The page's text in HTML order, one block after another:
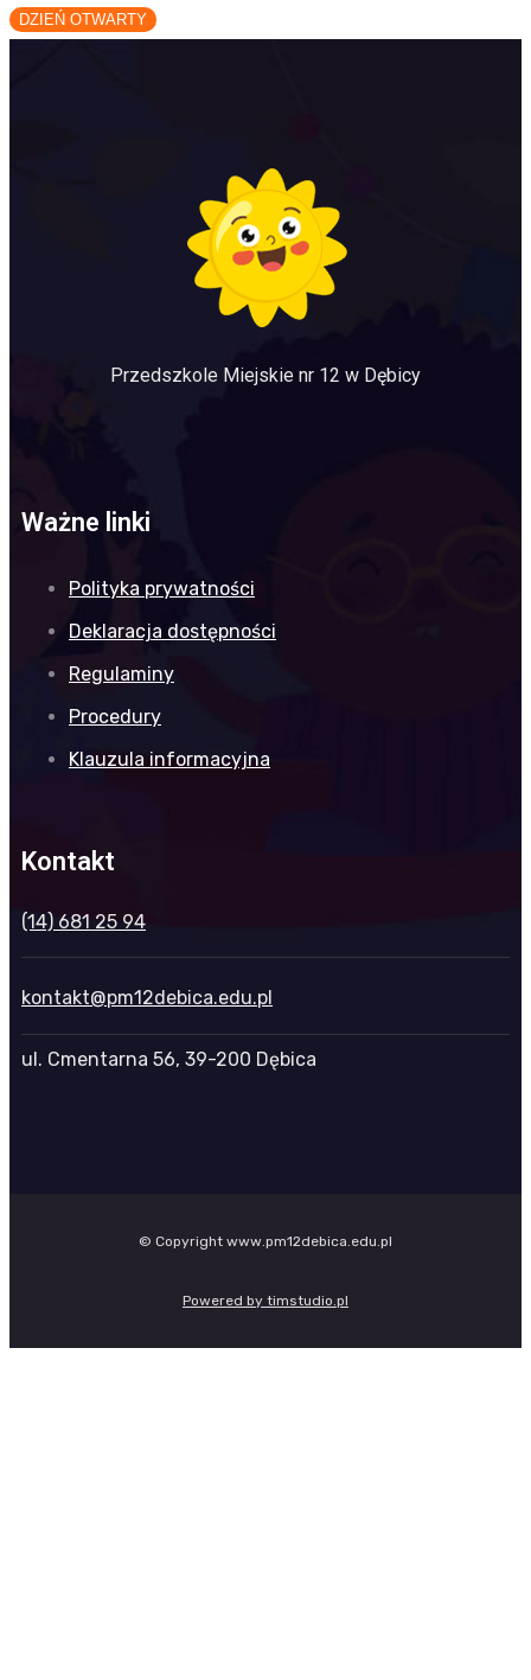
DZIEŃ OTWARTY
Przedszkole Miejskie nr 12 w Dębicy
Ważne linki
Polityka prywatności
Deklaracja dostępności
Regulaminy
Procedury
Klauzula informacyjna
Kontakt
(14) 681 25 94
kontakt@pm12debica.edu.pl
ul. Cmentarna 56, 39-200 Dębica
© Copyright www.pm12debica.edu.pl
Powered by timstudio.pl